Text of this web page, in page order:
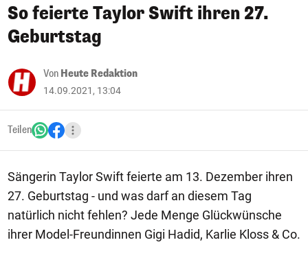
So feierte Taylor Swift ihren 27.
Geburtstag
Von Heute Redaktion
14.09.2021, 13:04
Teilen
Sängerin Taylor Swift feierte am 13. Dezember ihren
27. Geburtstag - und was darf an diesem Tag
natürlich nicht fehlen? Jede Menge Glückwünsche
ihrer Model-Freundinnen Gigi Hadid, Karlie Kloss & Co.